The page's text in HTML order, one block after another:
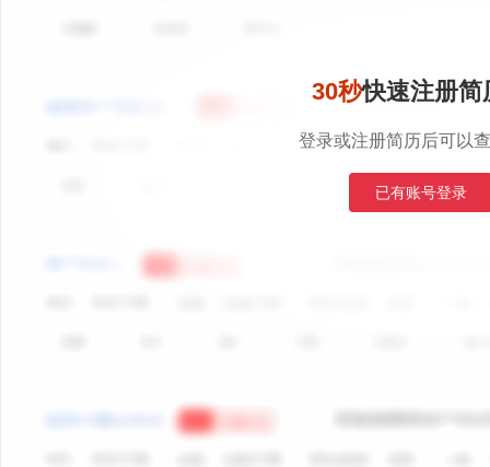
30秒快速注册简
登录或注册简历后可以
已有账号登录